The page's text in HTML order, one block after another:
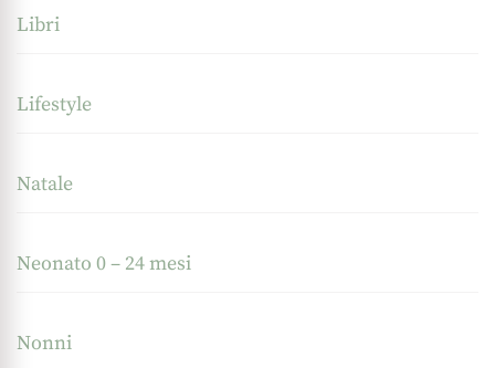
Libri
Lifestyle
Natale
Neonato 0 – 24 mesi
Nonni